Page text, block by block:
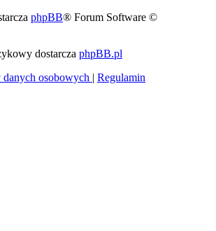
phpBB® Forum Software ©
dostarcza phpBB.pl
danych osobowych | Regulamin